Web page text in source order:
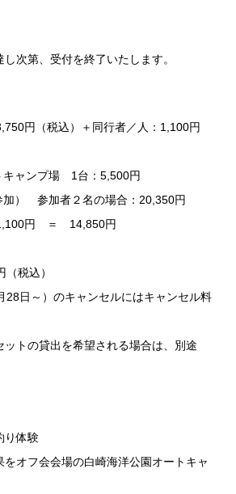
次第、受付を終了いたします。
円（税込）＋同行者／人：1,100円
キャンプ場 1台：5,500円
） 参加者２名の場合：20,350円
円 ＝ 14,850円
税込）
日～）のキャンセルにはキャンセル料
トの貸出を希望される場合は、別途
り体験
をオフ会会場の白崎海洋公園オートキャ